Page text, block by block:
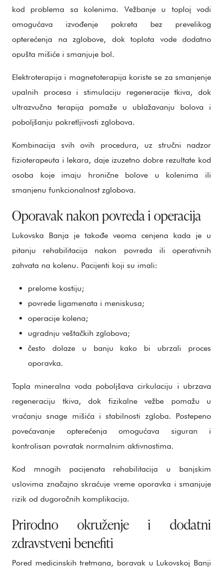
kod problema sa kolenima. Vežbanje u toploj vodi
omogućava izvođenje pokreta bez prevelikog
opterećenja na zglobove, dok toplota vode dodatno
opušta mišiće i smanjuje bol.
Elektroterapija i magnetoterapija koriste se za smanjenje
upalnih procesa i stimulaciju regeneracije tkiva, dok
ultrazvučna terapija pomaže u ublažavanju bolova i
poboljšanju pokretljivosti zglobova.
Kombinacija svih ovih procedura, uz stručni nadzor
fizioterapeuta i lekara, daje izuzetno dobre rezultate kod
osoba koje imaju hronične bolove u kolenima ili
smanjenu funkcionalnost zglobova.
Oporavak nakon povreda i operacija
Lukovska Banja je takođe veoma cenjena kada je u
pitanju rehabilitacija nakon povreda ili operativnih
zahvata na kolenu. Pacijenti koji su imali:
prelome kostiju;
povrede ligamenata i meniskusa;
operacije kolena;
ugradnju veštačkih zglobova;
često dolaze u banju kako bi ubrzali proces
oporavka.
Topla mineralna voda poboljšava cirkulaciju i ubrzava
regeneraciju tkiva, dok fizikalne vežbe pomažu u
vraćanju snage mišića i stabilnosti zgloba. Postepeno
povećavanje opterećenja omogućava siguran i
kontrolisan povratak normalnim aktivnostima.
Kod mnogih pacijenata rehabilitacija u banjskim
uslovima značajno skraćuje vreme oporavka i smanjuje
rizik od dugoročnih komplikacija.
Prirodno okruženje i dodatni
zdravstveni benefiti
Pored medicinskih tretmana, boravak u Lukovskoj Banji